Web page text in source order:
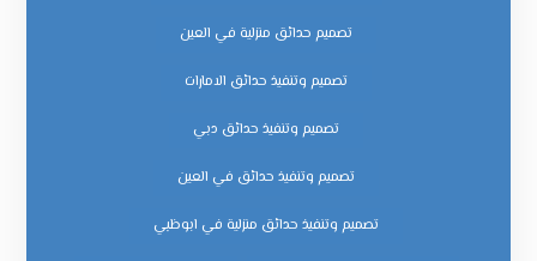
تصميم حدائق منزلية في العين
تصميم وتنفيذ حدائق الامارات
تصميم وتنفيذ حدائق دبي
تصميم وتنفيذ حدائق في العين
تصميم وتنفيذ حدائق منزلية في ابوظبي